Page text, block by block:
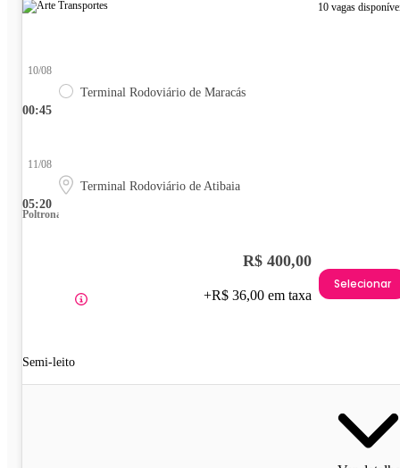
10 vagas
00:45
10/08
Terminal Rodoviário de Maracás
05:20
11/08
Terminal Rodoviário de Atibaia
Poltrona
Semi-leito
R$ 400,00
+R$ 36,00 em taxa
Selecionar